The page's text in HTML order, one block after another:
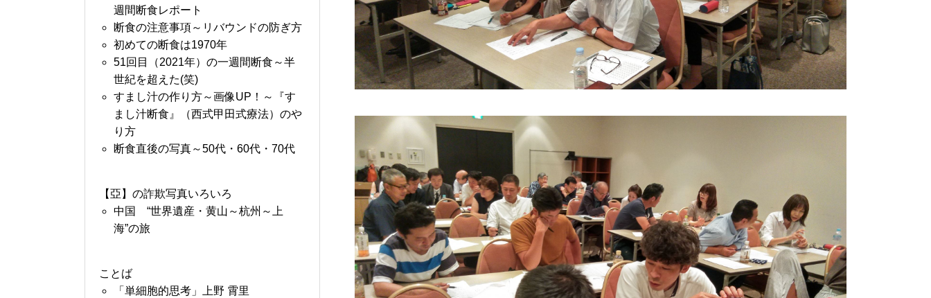
週間断食レポート
断食の注意事項～リバウンドの防ぎ方
初めての断食は1970年
51回目（2021年）の一週間断食～半
世紀を超えた(笑)
すまし汁の作り方～画像UP！～『す
まし汁断食』（西式甲田式療法）のや
り方
断食直後の写真～50代・60代・70代
【亞】の詐欺写真いろいろ
中国 “世界遺産・黄山～杭州～上
海”の旅
ことば
「単細胞的思考」上野 霄里